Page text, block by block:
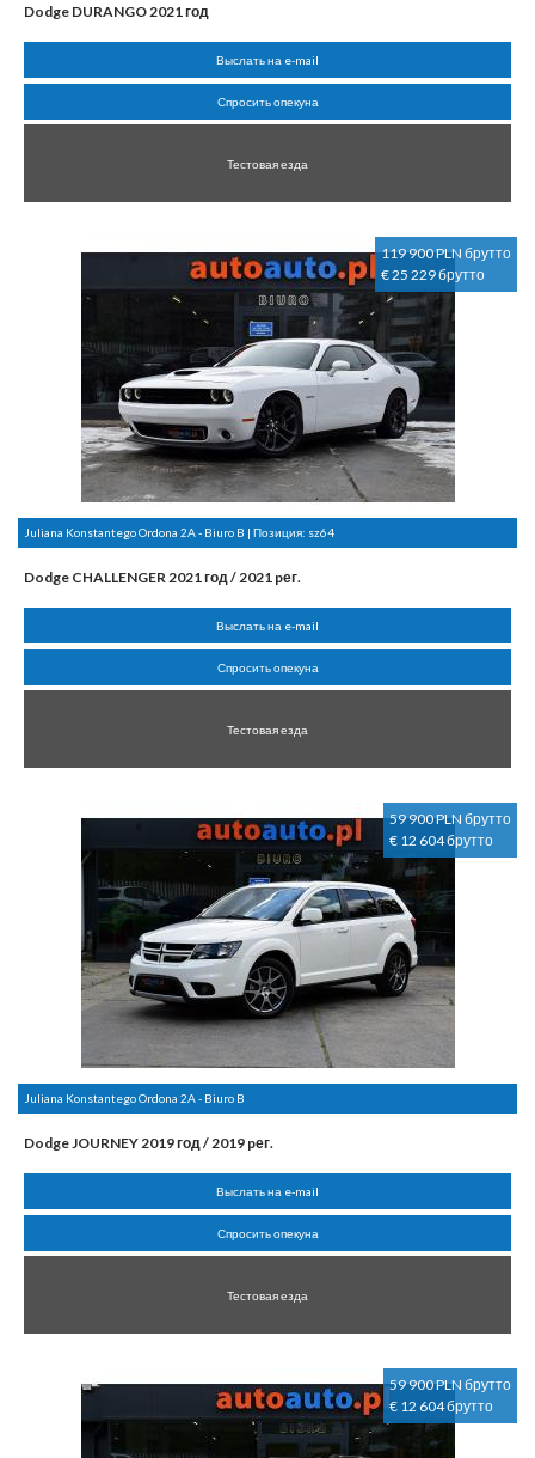
Dodge DURANGO 2021 год
Выслать на e-mail
Спросить опекуна
Тестовая езда
119 900 PLN брутто
€ 25 229 брутто
Juliana Konstantego Ordona 2A - Biuro B | Позиция: sz64
Dodge CHALLENGER 2021 год / 2021 pег.
Выслать на e-mail
Спросить опекуна
Тестовая езда
59 900 PLN брутто
€ 12 604 брутто
Juliana Konstantego Ordona 2A - Biuro B
Dodge JOURNEY 2019 год / 2019 pег.
Выслать на e-mail
Спросить опекуна
Тестовая езда
59 900 PLN брутто
€ 12 604 брутто